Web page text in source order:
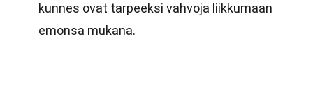
kunnes ovat tarpeeksi vahvoja liikkumaan
emonsa mukana.